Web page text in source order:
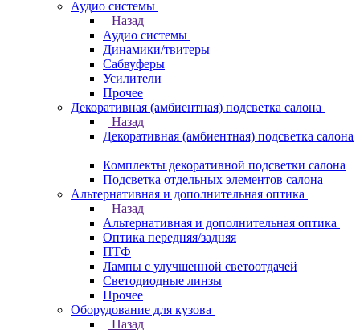
Аудио системы
Назад
Аудио системы
Динамики/твитеры
Сабвуферы
Усилители
Прочее
Декоративная (амбиентная) подсветка салона
Назад
Декоративная (амбиентная) подсветка салона
Комплекты декоративной подсветки салона
Подсветка отдельных элементов салона
Альтернативная и дополнительная оптика
Назад
Альтернативная и дополнительная оптика
Оптика передняя/задняя
ПТФ
Лампы с улучшенной светоотдачей
Светодиодные линзы
Прочее
Оборудование для кузова
Назад